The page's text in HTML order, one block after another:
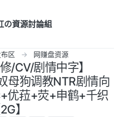
の資源討論組
区 网赚盘资源
/CV/剧情中字】
母狗调教NTR剧情向
优菈+荧+申鹤+千织
2G】